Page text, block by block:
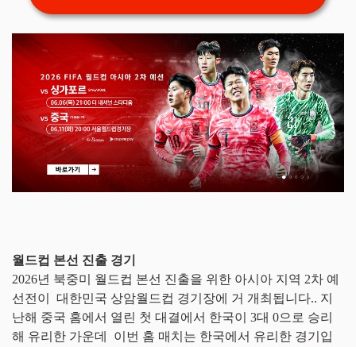
월드컵 본선 진출 경기
2026년 북중미 월드컵 본선 진출을 위한 아시아 지역 2차 예
선전이 대한민국 상암월드컵 경기장에 거 개최됩니다.. 지
난해 중국 홈에서 열린 첫 대결에서 한국이 3대 0으로 승리
해 유리한 가운데 이번 홈 매치는 한국에서 유리한 경기입